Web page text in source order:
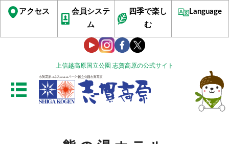
上信越高原国立公園 志賀高原の公式サイト
アクセス
会員システ
ム
四季で楽し
む
Language